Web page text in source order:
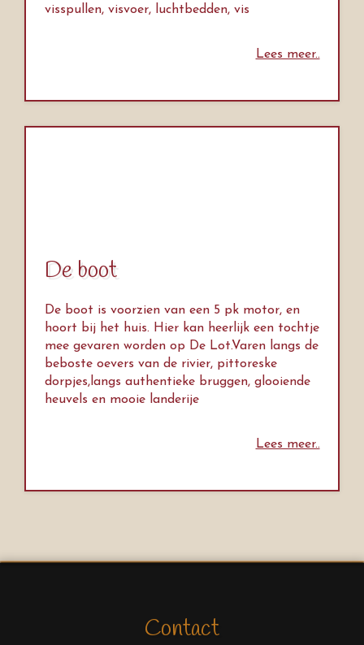
visspullen, visvoer, luchtbedden, vis
Lees meer..
De boot
De boot is voorzien van een 5 pk motor, en
hoort bij het huis. Hier kan heerlijk een tochtje
mee gevaren worden op De Lot.Varen langs de
beboste oevers van de rivier, pittoreske
dorpjes,langs authentieke bruggen, glooiende
heuvels en mooie landerije
Lees meer..
Contact